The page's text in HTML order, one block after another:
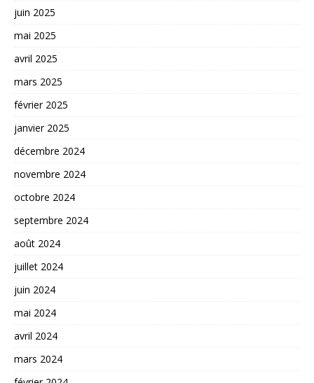
juin 2025
mai 2025
avril 2025
mars 2025
février 2025
janvier 2025
décembre 2024
novembre 2024
octobre 2024
septembre 2024
août 2024
juillet 2024
juin 2024
mai 2024
avril 2024
mars 2024